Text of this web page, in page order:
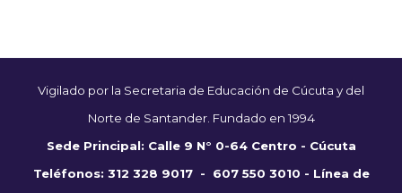
Vigilado por la Secretaria de Educación de Cúcuta y del
Norte de Santander. Fundado en 1994
Sede Principal: Calle9 N° 0-64 Centro - Cúcuta
Teléfonos: 312 328 9017 - 607 550 3010 - Línea de